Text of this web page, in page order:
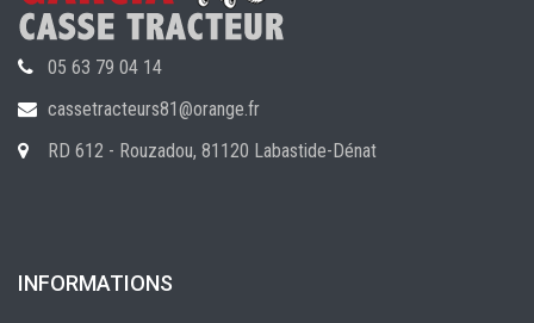
05 63 79 04 14
cassetracteurs81@orange.fr
RD 612 - Rouzadou, 81120 Labastide-Dénat
INFORMATIONS